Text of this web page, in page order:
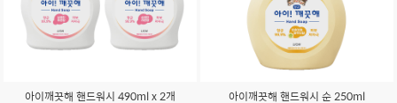
아이깨끗해 핸드워시 490ml x 2개 아이깨끗해 핸드워시 순 250ml